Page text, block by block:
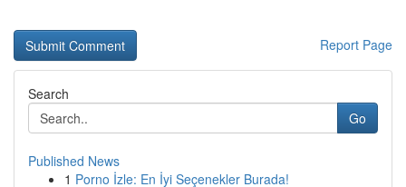
Report Page
Search
Go
Published News
1 Porno İzle: En İyi Seçenekler Burada!